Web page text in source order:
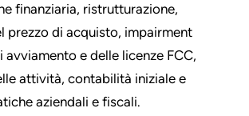
finanziaria, ristrutturazione,
prezzo di acquisto, impairment
avviamento e delle licenze FCC,
attività, contabilità iniziale e
aziendali e fiscali.